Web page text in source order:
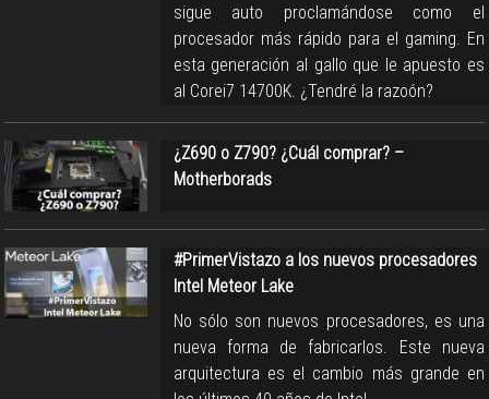
sigue auto proclamándose como el
procesador más rápido para el gaming. En
esta generación al gallo que le apuesto es
al Corei7 14700K. ¿Tendré la razoón?
¿Z690 o Z790? ¿Cuál comprar? –
Motherborads
#PrimerVistazo a los nuevos procesadores
Intel Meteor Lake
No sólo son nuevos procesadores, es una
nueva forma de fabricarlos. Este nueva
arquitectura es el cambio más grande en